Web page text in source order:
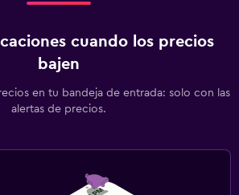
cuando los precios
bajen
en tu bandeja de entrada: solo con las
alertas de precios.